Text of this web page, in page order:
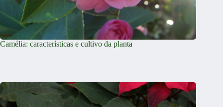
Camélia: características e cultivo da planta